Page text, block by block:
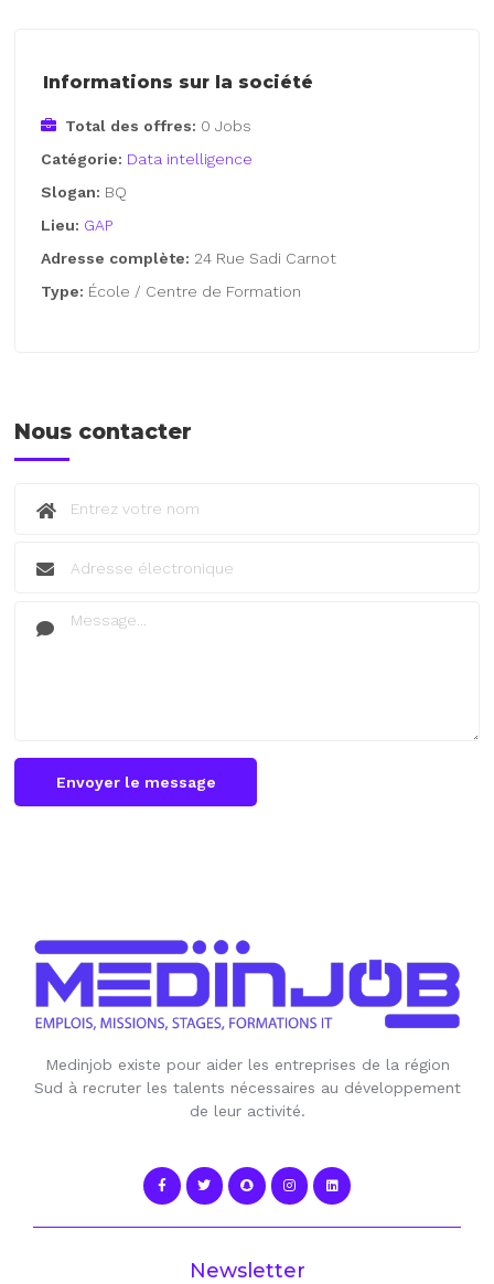
Informations sur la société
Total des offres: 0 Jobs
Catégorie: Data intelligence
Slogan: BQ
Lieu: GAP
Adresse complète: 24 Rue Sadi Carnot
Type: École / Centre de Formation
Nous contacter
Envoyer le message
Medinjob existe pour aider les entreprises de la région
Sud à recruter les talents nécessaires au développement
de leur activité.
Newsletter